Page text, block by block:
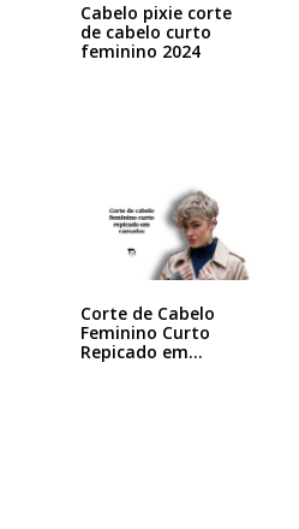
Cabelo pixie corte
de cabelo curto
feminino 2024
Corte de Cabelo
Feminino Curto
Repicado em